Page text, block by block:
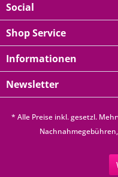
Social
Shop Service
Informationen
Newsletter
* Alle Preise inkl. gesetzl.